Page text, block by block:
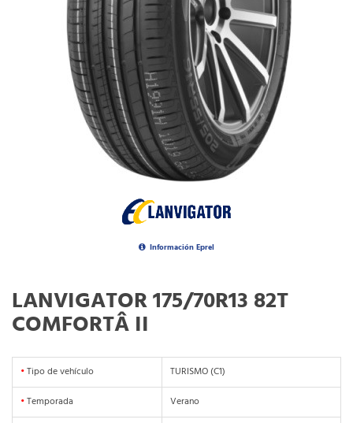
Información Eprel
LANVIGATOR 175/70R13 82T
COMFORTÂ II
•Tipo de vehículo
TURISMO (C1)
•Temporada
Verano